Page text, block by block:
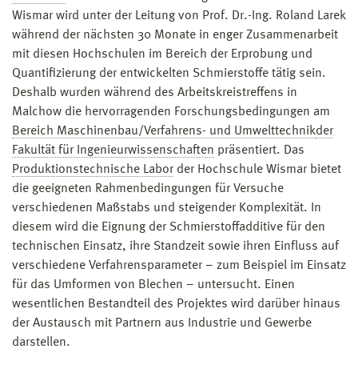
Wismar wird unter der Leitung von Prof. Dr.-Ing. Roland Larek
während der nächsten 30 Monate in enger Zusammenarbeit
mit diesen Hochschulen im Bereich der Erprobung und
Quantifizierung der entwickelten Schmierstoffe tätig sein.
Deshalb wurden während des Arbeitskreistreffens in
Malchow die hervorragenden Forschungsbedingungen am
Bereich Maschinenbau/Verfahrens- und Umwelttechnikder
Fakultät für Ingenieurwissenschaften präsentiert. Das
Produktionstechnische Laborder Hochschule Wismar bietet
die geeigneten Rahmenbedingungen für Versuche
verschiedenen Maßstabs und steigender Komplexität. In
diesem wird die Eignung der Schmierstoffadditive für den
technischen Einsatz, ihre Standzeit sowie ihren Einfluss auf
verschiedene Verfahrensparameter – zum Beispiel im Einsatz
für das Umformen von Blechen – untersucht. Einen
wesentlichen Bestandteil des Projektes wird darüber hinaus
der Austausch mit Partnern aus Industrie und Gewerbe
darstellen.